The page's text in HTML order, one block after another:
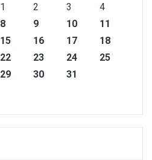
1
2 3
4
8 9 10
11
15 16 17
18
22 23 24
25
29 30 31